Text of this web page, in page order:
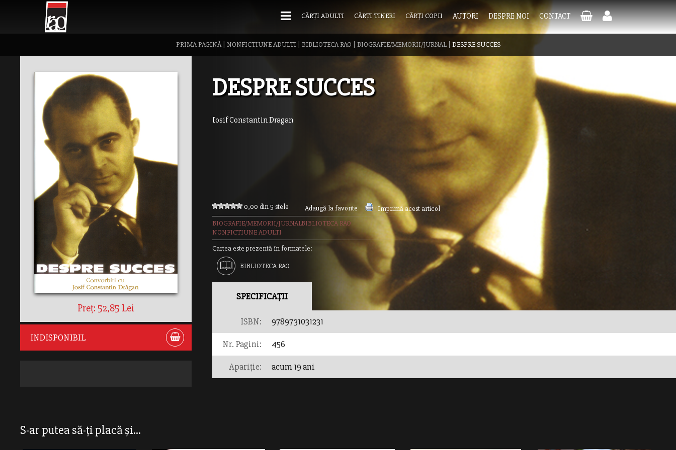
CĂRȚI ADULTI CĂRȚI TINERI CĂRȚI COPII AUTORI DESPRE NOI CONTACT
PRIMA PAGINĂ| NONFICTIUNE ADULTI BIBLIOTECA RAO BIOGRAFIE/MEMORII/JURNAL| DESPRE SUCCES
Preț: 52,85 Lei
INDISPONIBIL
DESPRE SUCCES
Iosif Constantin Dragan
0,00 din 5 stele Adaugă la favorite
Imprimă acest articol
BIOGRAFIE/MEMORII/JURNALBIBLIOTECA RAO
NONFICTIUNE ADULTI
Cartea este prezentă în formatele:
BIBLIOTECA RAO
SPECIFICAȚII
ISBN: 9789731031231
Nr. Pagini: 456
Apariție: acum 19 ani
S-ar putea să-ți placă și...